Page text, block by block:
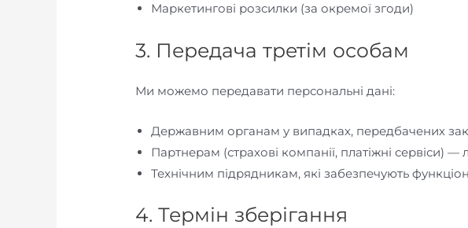
Маркетингові розсилки (за окремої згоди)
3. Передача третім особам
Ми можемо передавати персональні дані:
Державним органам у випадках, передбачених
Партнерам (страхові компанії, платіжні сервіси)
Технічним підрядникам, які забезпечують
4. Термін зберігання